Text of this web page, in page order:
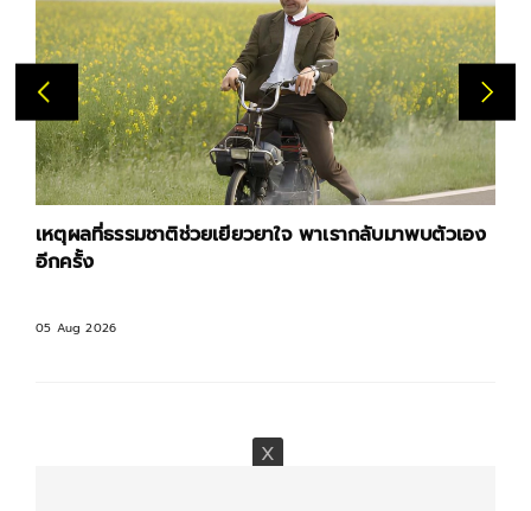
เหตุผลที่ธรรมชาติช่วยเยียวยาใจ พาเรากลับมาพบตัวเอง
อีกครั้ง
05 Aug 2026